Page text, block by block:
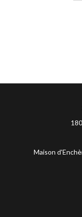
Maison